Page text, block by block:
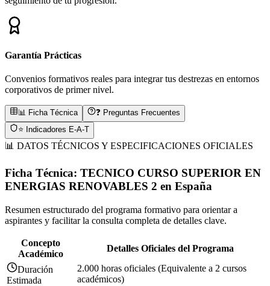
Garantía Prácticas
Convenios formativos reales para integrar tus destrezas en entornos
corporativos de primer nivel.
📊 Ficha Técnica
❓ Preguntas Frecuentes
⭐ Indicadores E-A-T
📊 DATOS TÉCNICOS Y ESPECIFICACIONES OFICIALES
Ficha Técnica: TECNICO CURSO SUPERIOR EN
ENERGIAS RENOVABLES 2 en España
Resumen estructurado del programa formativo para orientar a
aspirantes y facilitar la consulta completa de detalles clave.
Concepto
Académico
Detalles Oficiales del Programa
Duración
Estimada
2.000 horas oficiales (Equivalente a 2 cursos
académicos)